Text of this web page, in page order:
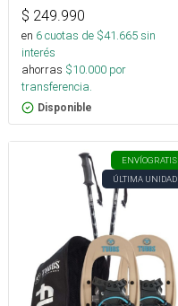
$ 249.990
en 6cuotas de $41.665sin
interés
ahorras $10.000 por
transferencia.
Disponible
ENVÍOGRATIS
ÚLTIMA UNIDAD